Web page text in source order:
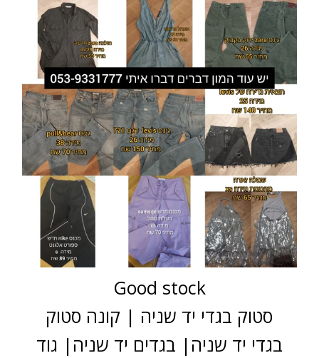
Good stock
סטוק בגדי יד שניה | קונה סטוק
בגדי יד שניה| בגדים יד שניה| גוד